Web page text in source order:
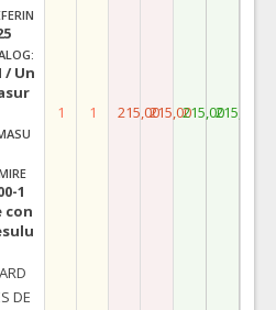
/ Un
1
con
DE
1 1 215,00215,00215,00215,00